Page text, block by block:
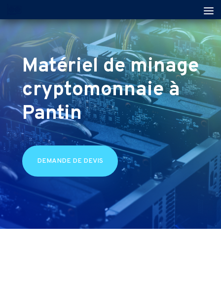
Matériel de minage
cryptomonnaie à
Pantin
DEMANDE DE DEVIS